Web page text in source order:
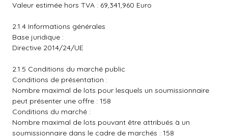
Valeur estimée hors TVA : 69,341,960 Euro
2.1.4 Informations générales
Base juridique :
Directive 2014/24/UE
2.1.5 Conditions du marché public
Conditions de présentation :
Nombre maximal de lots pour lesquels un soumissionnaire
peut présenter une offre : 158
Conditions du marché :
Nombre maximal de lots pouvant être attribués à un
soumissionnaire dans le cadre de marchés : 158